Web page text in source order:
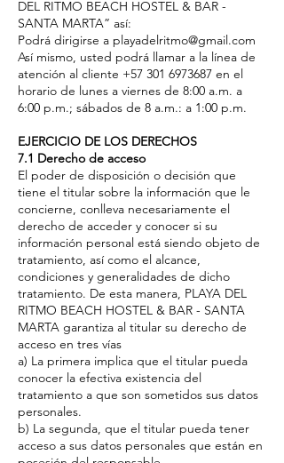
DEL RITMO BEACH HOSTEL & BAR -
SANTA MARTA” así:
Podrá dirigirse a playadelritmo@gmail.com
Así mismo, usted podrá llamar a la línea de
atención al cliente +57 301 6973687 en el
horario de lunes a viernes de 8:00 a.m. a
6:00 p.m.; sábados de 8 a.m.: a 1:00 p.m.
EJERCICIO DE LOS DERECHOS
7.1 Derecho de acceso
El poder de disposición o decisión que
tiene el titular sobre la información que le
concierne, conlleva necesariamente el
derecho de acceder y conocer si su
información personal está siendo objeto de
tratamiento, así como el alcance,
condiciones y generalidades de dicho
tratamiento. De esta manera, PLAYA DEL
RITMO BEACH HOSTEL & BAR - SANTA
MARTA garantiza al titular su derecho de
acceso en tres vías
a) La primera implica que el titular pueda
conocer la efectiva existencia del
tratamiento a que son sometidos sus datos
personales.
b) La segunda, que el titular pueda tener
acceso a sus datos personales que están en